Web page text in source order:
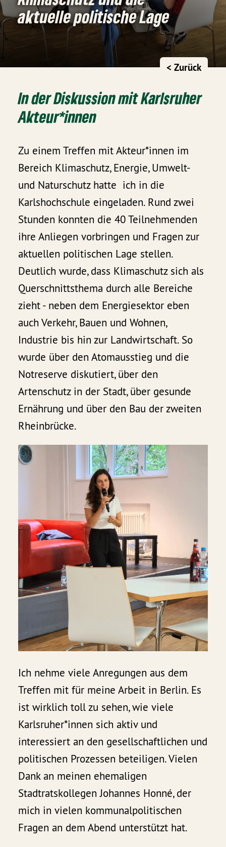
aktuelle politische Lage
< Zurück
In der Diskussion mit Karlsruher
Akteur*innen
Zu einem Treffen mit Akteur*innen im
Bereich Klimaschutz, Energie, Umwelt-
und Naturschutz hatte ich in die
Karlshochschule eingeladen. Rund zwei
Stunden konnten die 40 Teilnehmenden
ihre Anliegen vorbringen und Fragen zur
aktuellen politischen Lage stellen.
Deutlich wurde, dass Klimaschutz sich als
Querschnittsthema durch alle Bereiche
zieht - neben dem Energiesektor eben
auch Verkehr, Bauen und Wohnen,
Industrie bis hin zur Landwirtschaft. So
wurde über den Atomausstieg und die
Notreserve diskutiert, über den
Artenschutz in der Stadt, über gesunde
Ernährung und über den Bau der zweiten
Rheinbrücke.
Ich nehme viele Anregungen aus dem
Treffen mit für meine Arbeit in Berlin. Es
ist wirklich toll zu sehen, wie viele
Karlsruher*innen sich aktiv und
interessiert an den gesellschaftlichen und
politischen Prozessen beteiligen. Vielen
Dank an meinen ehemaligen
Stadtratskollegen Johannes Honné, der
mich in vielen kommunalpolitischen
Fragen an dem Abend unterstützt hat.